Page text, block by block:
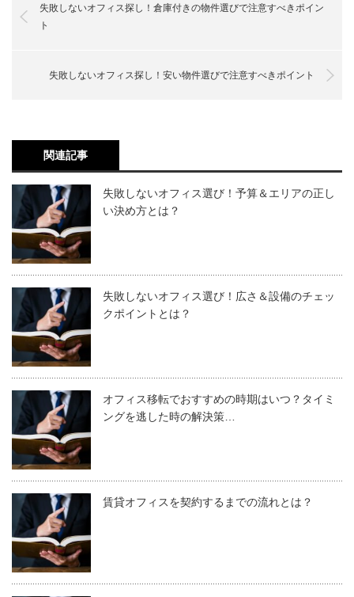
失敗しないオフィス探し！倉庫付きの物件選びで注意すべきポイン
ト
失敗しないオフィス探し！安い物件選びで注意すべきポイント
関連記事
失敗しないオフィス選び！予算＆エリアの正し
い決め方とは？
失敗しないオフィス選び！広さ＆設備のチェッ
クポイントとは？
オフィス移転でおすすめの時期はいつ？タイミ
ングを逃した時の解決策…
賃貸オフィスを契約するまでの流れとは？